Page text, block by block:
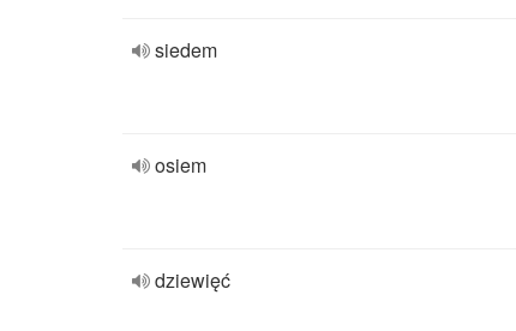
siedem
osiem
dziewięć